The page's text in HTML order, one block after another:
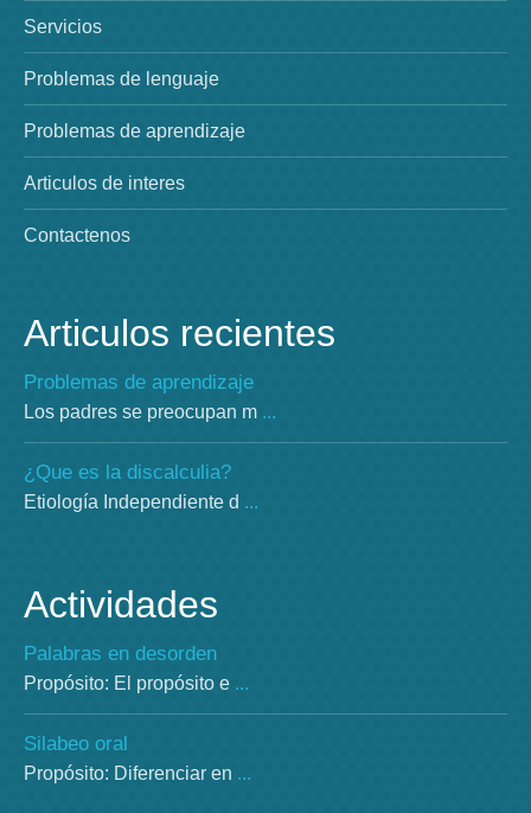
Servicios
Problemas de lenguaje
Problemas de aprendizaje
Articulos de interes
Contactenos
Articulos recientes
Problemas de aprendizaje
Los padres se preocupan m ...
¿Que es la discalculia?
Etiología Independiente d ...
Actividades
Palabras en desorden
Propósito: El propósito e ...
Silabeo oral
Propósito: Diferenciar en ...